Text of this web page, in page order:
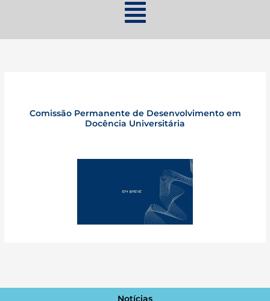
Comissão Permanente de Desenvolvimento em
Docência Universitária
Notícias